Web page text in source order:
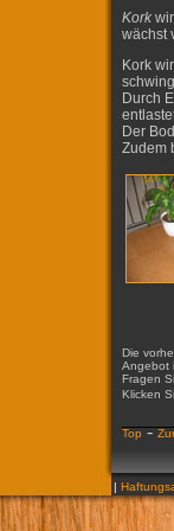
Kork
wächst
Kork
Durch
Der
Zudem
Die
Angebot
Fragen
Klicken
Top -
|